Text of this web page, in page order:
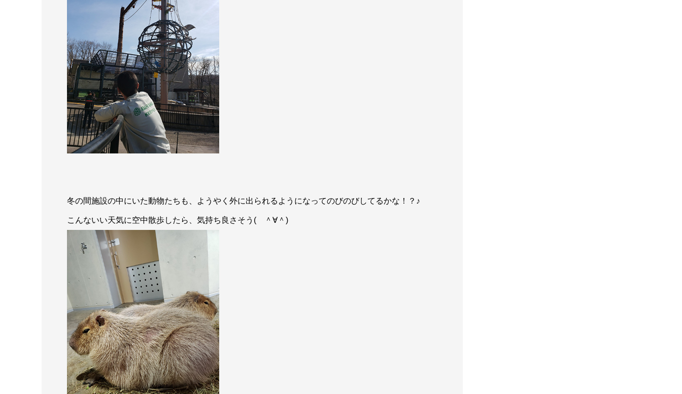
冬の間施設の中にいた動物たちも、ようやく外に出られるようになってのびのびしてるかな！？♪
こんないい天気に空中散歩したら、気持ち良さそう( ＾∀＾)